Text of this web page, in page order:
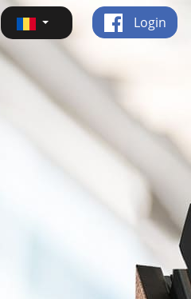
Login